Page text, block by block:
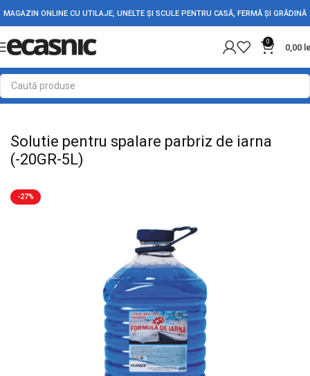
MAGAZIN ONLINE CU UTILAJE, UNELTE ȘI SCULE PENTRU CASĂ, FERMĂ ȘI GRĂDINĂ
0
0,00
Prima pagină Accesorii Auto Intretinere auto
Solutie pentru spalare parbriz de iarna
(-20GR-5L)
-27%